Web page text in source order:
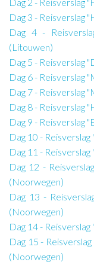
Dag 3 - Reisverslag
Dag 4 -
(Litouwen)
Dag 5 - Reisverslag
Dag 6 - Reisverslag
Dag 7 - Reisverslag
Dag 8 - Reisverslag
Dag 9 - Reisverslag
Dag 10 -
Dag 11 -
Dag 12 -
(Noorwegen)
Dag 13 -
(Noorwegen)
Dag 14 -
Dag 15 -
(Noorwegen)